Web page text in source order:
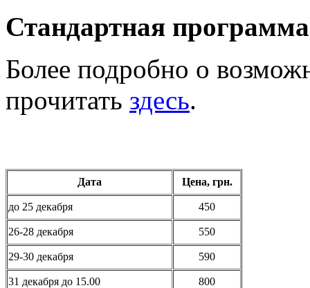
Стандартная
Более подробно о
прочитать здесь.
Дата Цена, грн.
до 25 декабря 450
26-28 декабря 550
29-30 декабря 590
31 декабря до 15.00 800